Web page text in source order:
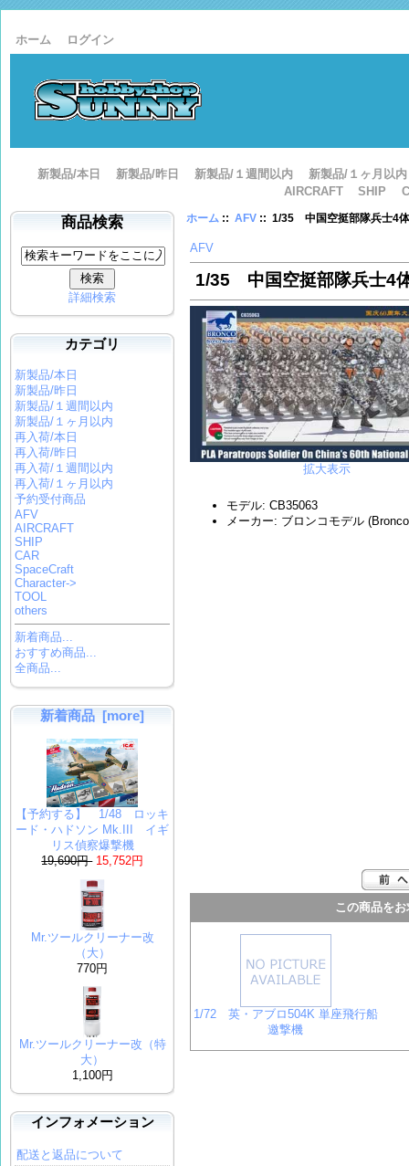
ホーム ログイン
新製品/本日 新製品/昨日 新製品/１週間以内
新製品/１ヶ月以内
AIRCRAFT
SHIP
商品検索
詳細検索
カテゴリ
新製品/本日
新製品/昨日
新製品/１週間以内
新製品/１ヶ月以内
再入荷/本日
再入荷/昨日
再入荷/１週間以内
再入荷/１ヶ月以内
予約受付商品
AFV
AIRCRAFT
SHIP
CAR
SpaceCraft
Character->
TOOL
others
新着商品...
おすすめ商品...
全商品...
新着商品 [more]
【予約する】 1/48 ロッキ
ード・ハドソン Mk.III イギ
リス偵察爆撃機
19,690円 15,752円
Mr.ツールクリーナー改
（大）
770円
Mr.ツールクリーナー改（特
大）
1,100円
インフォメーション
配送と返品について
ホーム ::AFV :: 1/35 中国空挺部隊兵士4
AFV
1/35 中国空挺部隊兵士4
拡大表示
モデル: CB35063
メーカー: ブロンコモデル
この商品を
1/72 英・アブロ504K 単座飛行船
邀撃機